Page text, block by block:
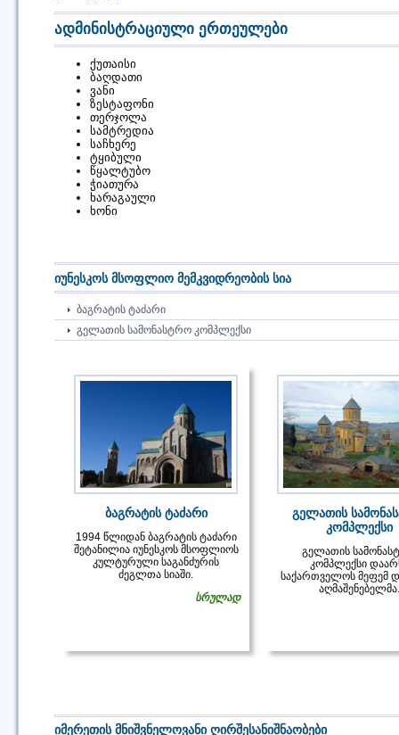
ადმინისტრაციული ერთეულები
ქუთაისი
ბაღდათი
ვანი
ზესტაფონი
თერჯოლა
სამტრედია
საჩხერე
ტყიბული
წყალტუბო
ჭიათურა
ხარაგაული
ხონი
იუნესკოს მსოფლიო მემკვიდრეობის სია
ᲑᲐᲒᲠᲐᲢᲘᲡ ᲢᲐᲫᲐᲠᲘ
ᲒᲔᲚᲐᲗᲘᲡ ᲡᲐᲛᲝᲜᲐᲡᲢᲠᲝ ᲙᲝᲛᲞᲚᲔᲥᲡᲘ
ბაგრატის ტაძარი
1994 წლიდან ბაგრატის ტაძარი
შეტანილია იუნესკოს მსოფლიოს
კულტურული საგანძურის
ძეგლთა სიაში.
სრულად
გელათის
კომპლექსი
გელათის
კომპლექსი
საქართველოს მეფემ
აღმაშენებელმა.
იმერეთის მნიშვნელოვანი ღირშესანიშნაობები